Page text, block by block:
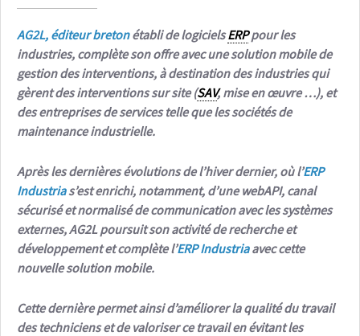
AG2L, éditeur bretonétabli de logicielsERPpour les
industries, complète son offre avec une solution mobile de
gestion des interventions, à destination des industries qui
gèrent des interventions sur site (SAV, mise en œuvre …), et
des entreprises de services telle que les sociétés de
maintenance industrielle.
Après les dernières évolutions de l’hiver dernier, où l’ERP
Industrias’est enrichi, notamment, d’une webAPI, canal
sécurisé et normalisé de communication avec les systèmes
externes, AG2L poursuit son activité de recherche et
développement et complète l’ERP Industriaavec cette
nouvelle solution mobile.
Cette dernière permet ainsi d’améliorer la qualité du travail
des techniciens et de valoriser ce travail en évitant les